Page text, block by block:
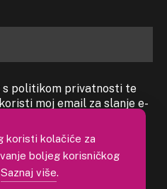
politikom privatnosti te
moj email za slanje e-
koristi kolačiće za
boljeg korisničkog
Saznaj više.